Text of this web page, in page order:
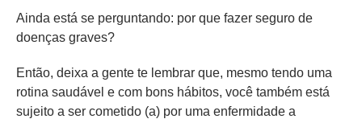
Ainda está se perguntando: por que fazer seguro de
doenças graves?
Então, deixa a gente te lembrar que, mesmo tendo uma
rotina saudável e com bons hábitos, você também está
sujeito a ser cometido (a) por uma enfermidade a